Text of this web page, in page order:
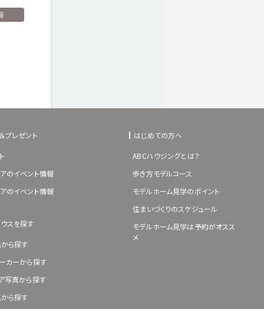
プレゼント
のイベント情報
のイベント情報
スを探す
ら探す
カーから探す
写真から探す
ら探す
はじめての方へ
ABCハウジングとは？
歩き方モデルコース
モデルホーム見学のポイント
住まいづくりのスケジュール
モデルホーム見学は予約がオスス
メ